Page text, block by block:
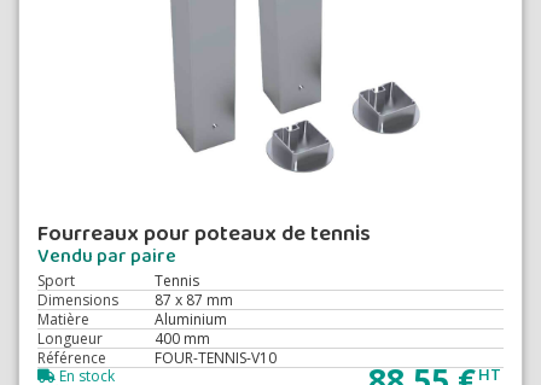
Fourreaux pour poteaux de tennis
Vendu par paire
Sport
Tennis
Dimensions
87 x 87 mm
Matière
Aluminium
Longueur
400 mm
Référence
FOUR-TENNIS-V10
HT
En stock